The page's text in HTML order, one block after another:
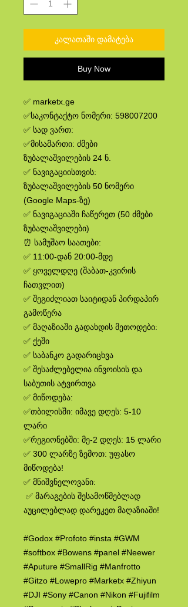
კალათაში დამატება
Buy Now
✅ marketx.ge
✅საკონტაქტო ნომერი: 598007200
✅ სად ვართ:
✅მისამართი: ძმები
ზუბალაშვილების 24 ნ.
✅ ნავიგაციისთვის:
ზუბალაშვილების 50 ნომერი
(Google Maps-ზე)
✅ ნავიგაციაში ჩაწერეთ (50 ძმები
ზუბალაშვილები)
⏰ სამუშაო საათები:
✅ 11:00-დან 20:00-მდე
✅ ყოველდღე (შაბათ-კვირის
ჩათვლით)
✅ შეგიძლიათ საიტიდან პირდაპირ
გამოწერა
✅ მაღაზიაში გადახდის მეთოდები:
✅ ქეში
✅ საბანკო გადარიცხვა
✅ შესაძლებელია ინვოისის და
საბუთის ატვირთვა
✅ მიწოდება:
✅თბილისში: იმავე დღეს: 5-10
ლარი
✅რეგიონებში: მე-2 დღეს: 15 ლარი
✅ 300 ლარზე ზემოთ: უფასო
მიწოდება!
✅ მნიშვნელოვანი:
✅ მარაგების შესამოწმებლად
აუცილებლად დარეკეთ მაღაზიაში!
#Godox #Profoto #insta #GWM
#softbox #Bowens #panel #Neewer
#Aputure #SmallRig #Manfrotto
#Gitzo #Lowepro #Marketx #Zhiyun
#DJI #Sony #Canon #Nikon #Fujifilm